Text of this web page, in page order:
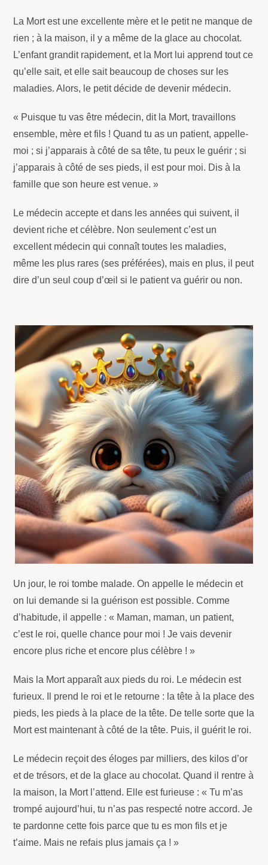
La Mort est une excellente mère et le petit ne manque de
rien ; à la maison, il y a même de la glace au chocolat.
L’enfant grandit rapidement, et la Mort lui apprend tout ce
qu’elle sait, et elle sait beaucoup de choses sur les
maladies. Alors, le petit décide de devenir médecin.
« Puisque tu vas être médecin, dit la Mort, travaillons
ensemble, mère et fils ! Quand tu as un patient, appelle-
moi ; si j’apparais à côté de sa tête, tu peux le guérir ; si
j’apparais à côté de ses pieds, il est pour moi. Dis à la
famille que son heure est venue. »
Le médecin accepte et dans les années qui suivent, il
devient riche et célèbre. Non seulement c’est un
excellent médecin qui connaît toutes les maladies,
même les plus rares (ses préférées), mais en plus, il peut
dire d’un seul coup d’œil si le patient va guérir ou non.
Un jour, le roi tombe malade. On appelle le médecin et
on lui demande si la guérison est possible. Comme
d’habitude, il appelle : « Maman, maman, un patient,
c’est le roi, quelle chance pour moi ! Je vais devenir
encore plus riche et encore plus célèbre ! »
Mais la Mort apparaît aux pieds du roi. Le médecin est
furieux. Il prend le roi et le retourne : la tête à la place des
pieds, les pieds à la place de la tête. De telle sorte que la
Mort est maintenant à côté de la tête. Puis, il guérit le roi.
Le médecin reçoit des éloges par milliers, des kilos d’or
et de trésors, et de la glace au chocolat. Quand il rentre à
la maison, la Mort l’attend. Elle est furieuse : « Tu m’as
trompé aujourd’hui, tu n’as pas respecté notre accord. Je
te pardonne cette fois parce que tu es mon fils et je
t’aime. Mais ne refais plus jamais ça ! »